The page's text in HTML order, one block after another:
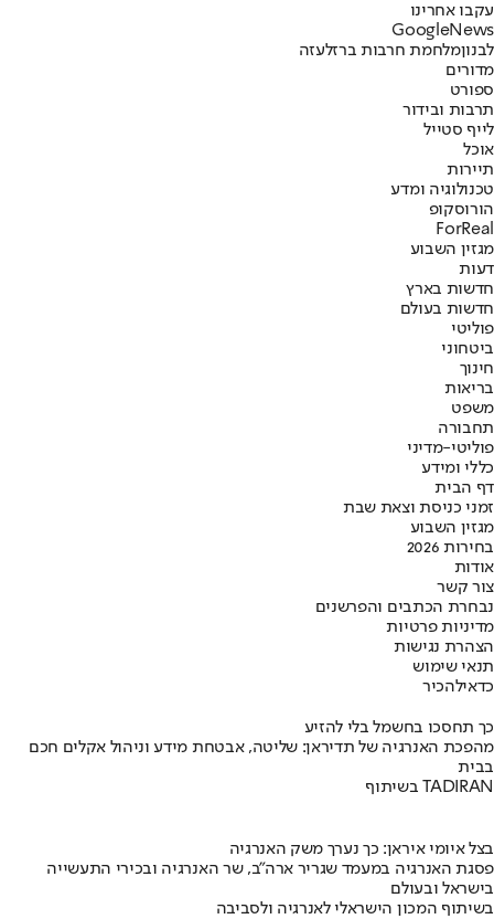
עקבו אחרינו
Googl eNews
לבנוןמלחמת חרבות ברזלעזה
מדורים
ספורט
תרבות ובידור
לייף סטייל
אוכל
תיירות
טכנולוגיה ומדע
הורוסקופ
ForReal
מגזין השבוע
דעות
חדשות בארץ
חדשות בעולם
פוליטי
ביטחוני
חינוך
בריאות
משפט
תחבורה
פוליטי-מדיני
כללי ומידע
דף הבית
זמני כניסת וצאת שבת
מגזין השבוע
בחירות 2026
אודות
צור קשר
נבחרת הכתבים והפרשנים
מדיניות פרטיות
הצהרת נגישות
תנאי שימוש
כדאילהכיר
כך תחסכו בחשמל בלי להזיע
מהפכת האנרגיה של תדיראן: שליטה, אבטחת מידע וניהול אקלים חכם
בבית
בשיתוף TADIRAN
בצל איומי איראן: כך נערך משק האנרגיה
פסגת האנרגיה במעמד שגריר ארה"ב, שר האנרגיה ובכירי התעשייה
בישראל ובעולם
בשיתוף המכון הישראלי לאנרגיה ולסביבה